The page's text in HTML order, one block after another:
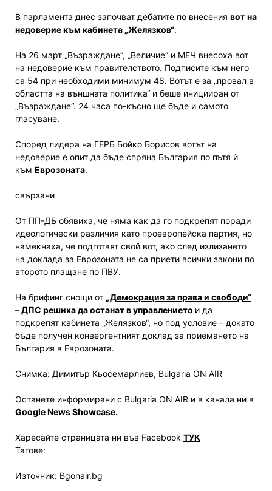
В парламента днес започват дебатите по внесения вот на
недоверие към кабинета „Желязков“.
На 26 март „Възраждане“, „Величие“ и МЕЧ внесоха вот
на недоверие към правителството. Подписите към него
са 54 при необходими минимум 48. Вотът е за „провал в
областта на външната политика“ и беше иницииран от
„Възраждане“. 24 часа по-късно ще бъде и самото
гласуване.
Според лидера на ГЕРБ Бойко Борисов вотът на
недоверие е опит да бъде спряна България по пътя ѝ
към Еврозоната.
свързани
От ПП-ДБ обявиха, че няма как да го подкрепят поради
идеологически различия като проевропейска партия, но
намекнаха, че подготвят свой вот, ако след излизането
на доклада за Еврозоната не са приети всички закони по
второто плащане по ПВУ.
На брифинг снощи от „Демокрация за права и свободи“
– ДПС решиха да останат в управлението и да
подкрепят кабинета „Желязков“, но под условие – докато
бъде получен конвергентният доклад за приемането на
България в Еврозоната.
Снимка: Димитър Кьосемарлиев, Bulgaria ON AIR
Останете информирани с Bulgaria ON AIR и в канала ни в
Google News Showcase.
Харесайте страницата ни във Facebook ТУК
Тагове:
Източник: Bgonair.bg